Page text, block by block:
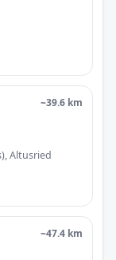
~39.6 km
Altusried
~47.4 km